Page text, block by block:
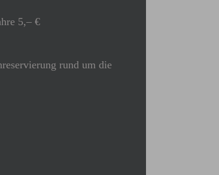
5,– €
rund um die